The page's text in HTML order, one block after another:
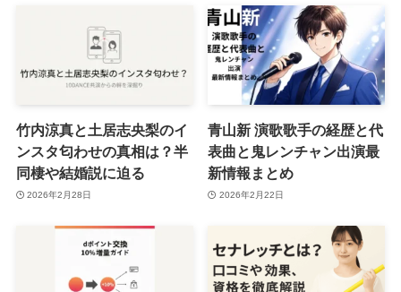
竹内涼真と土居志央梨のイ
ンスタ匂わせの真相は？半
同棲や結婚説に迫る
2026年2月28日
青山新 演歌歌手の経歴と代
表曲と鬼レンチャン出演最
新情報まとめ
2026年2月22日